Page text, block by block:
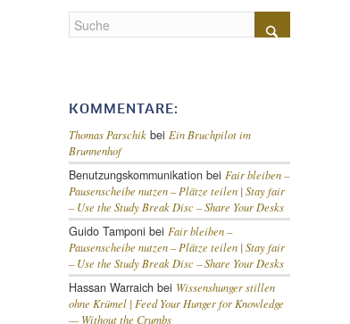
KOMMENTARE:
Thomas Parschikbei Ein Bruchpilot im
Brunnenhof
Benutzungskommunikationbei Fair bleiben –
Pausenscheibe nutzen – Plätze teilen |Stay fair
– Use the Study Break Disc – Share Your Desks
Guido Tamponi bei Fair bleiben –
Pausenscheibe nutzen – Plätze teilen |Stay fair
– Use the Study Break Disc – Share Your Desks
Hassan Warraich bei Wissenshunger stillen
ohne Krümel |Feed Your Hunger for Knowledge
— Without the Crumbs